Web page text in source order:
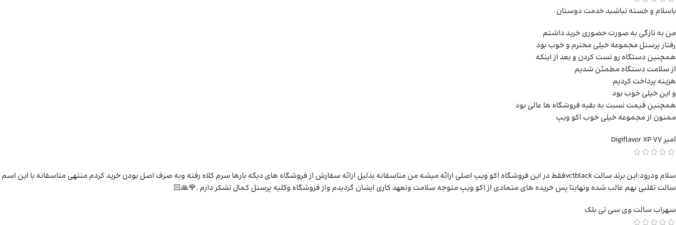
باسلام و خسته نباشید خدمت دوستان
من به تازگی به صورت حضوری خرید داشتم
رفتار پرسنل مجموعه خیلی محترم و خوب بود
همچنین دستگاه رو تست کردن و بعد از اینکه
از سلامت دستگاه مطمئن شدیم
هزینه پرداخت کردیم
و این خیلی خوب بود
همچنین قیمت نسبت به بقیه فروشگاه ها عالی بود
ممنون از مجموعه خیلی خوب اکو ویپ
امیرDigiflavor XP 77
سلام ودرود:این برند سالت vctblackفقط در این فروشگاه اکو ویپ اصلی ارائه میشه من متاسفانه بدلیل ارائه سفارش از فروشگاه های دیگه بارها سرم کلاه رفته وبه صرف اصل بودن خرید کردم منتهی متاسفانه با این اسم
سالت تقلبی بهم غالب شده ونهایتا پس خریده های متمادی از اکو ویپ متوجه سلامت وتعهد کاری ایشان گردیدم واز فروشگاه وکلیه پرسنل کمال تشکر دارم .🌹🙏🏻
سهراب سالت وی سی تی بلک